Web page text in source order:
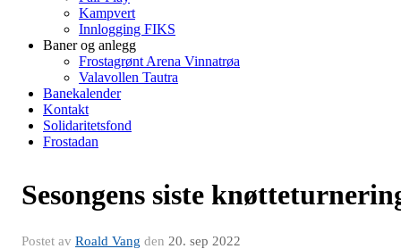
Kampvert
Innlogging FIKS
Baner og anlegg
Frostagrønt Arena Vinnatrøa
Valavollen Tautra
Banekalender
Kontakt
Solidaritetsfond
Frostadan
Sesongens siste
Postet av Roald Vang den 20. sep 2022